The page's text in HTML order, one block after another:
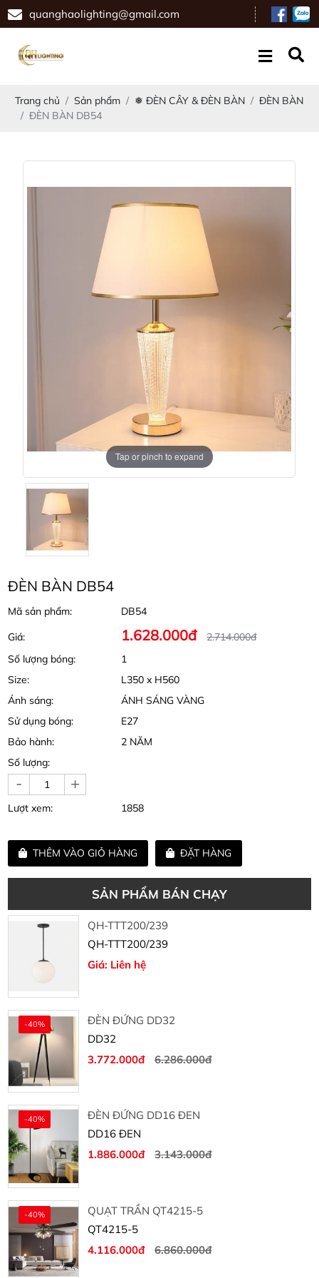
quanghaolighting@gmail.com
Trang chủ Sản phẩm ❅ ĐÈN CÂY & ĐÈN BÀN
ĐÈN BÀN
ĐÈN BÀN DB54
Tap or pinch to expand
ĐÈN BÀN DB54
Mã sản phẩm:
DB54
Giá:
1.628.000đ
2.714.000đ
Số lượng bóng:
1
Size:
L350 x H560
Ánh sáng:
ÁNH SÁNG VÀNG
Sử dụng bóng:
E27
Bảo hành:
2 NĂM
Số lượng:
- +
Lượt xem: 1858
THÊM VÀO GIỎ HÀNG ĐẶT HÀNG
SẢN PHẨM BÁN CHẠY
QH-TTT200/239
QH-TTT200/239
Giá: Liên hệ
-40%
ĐÈN ĐỨNG DD32
DD32
3.772.000đ
6.286.000đ
-40%
ĐÈN ĐỨNG DD16 ĐEN
DD16 ĐEN
1.886.000đ
3.143.000đ
-40%
QUẠT TRẦN QT4215-5
QT4215-5
4.116.000đ
6.860.000đ